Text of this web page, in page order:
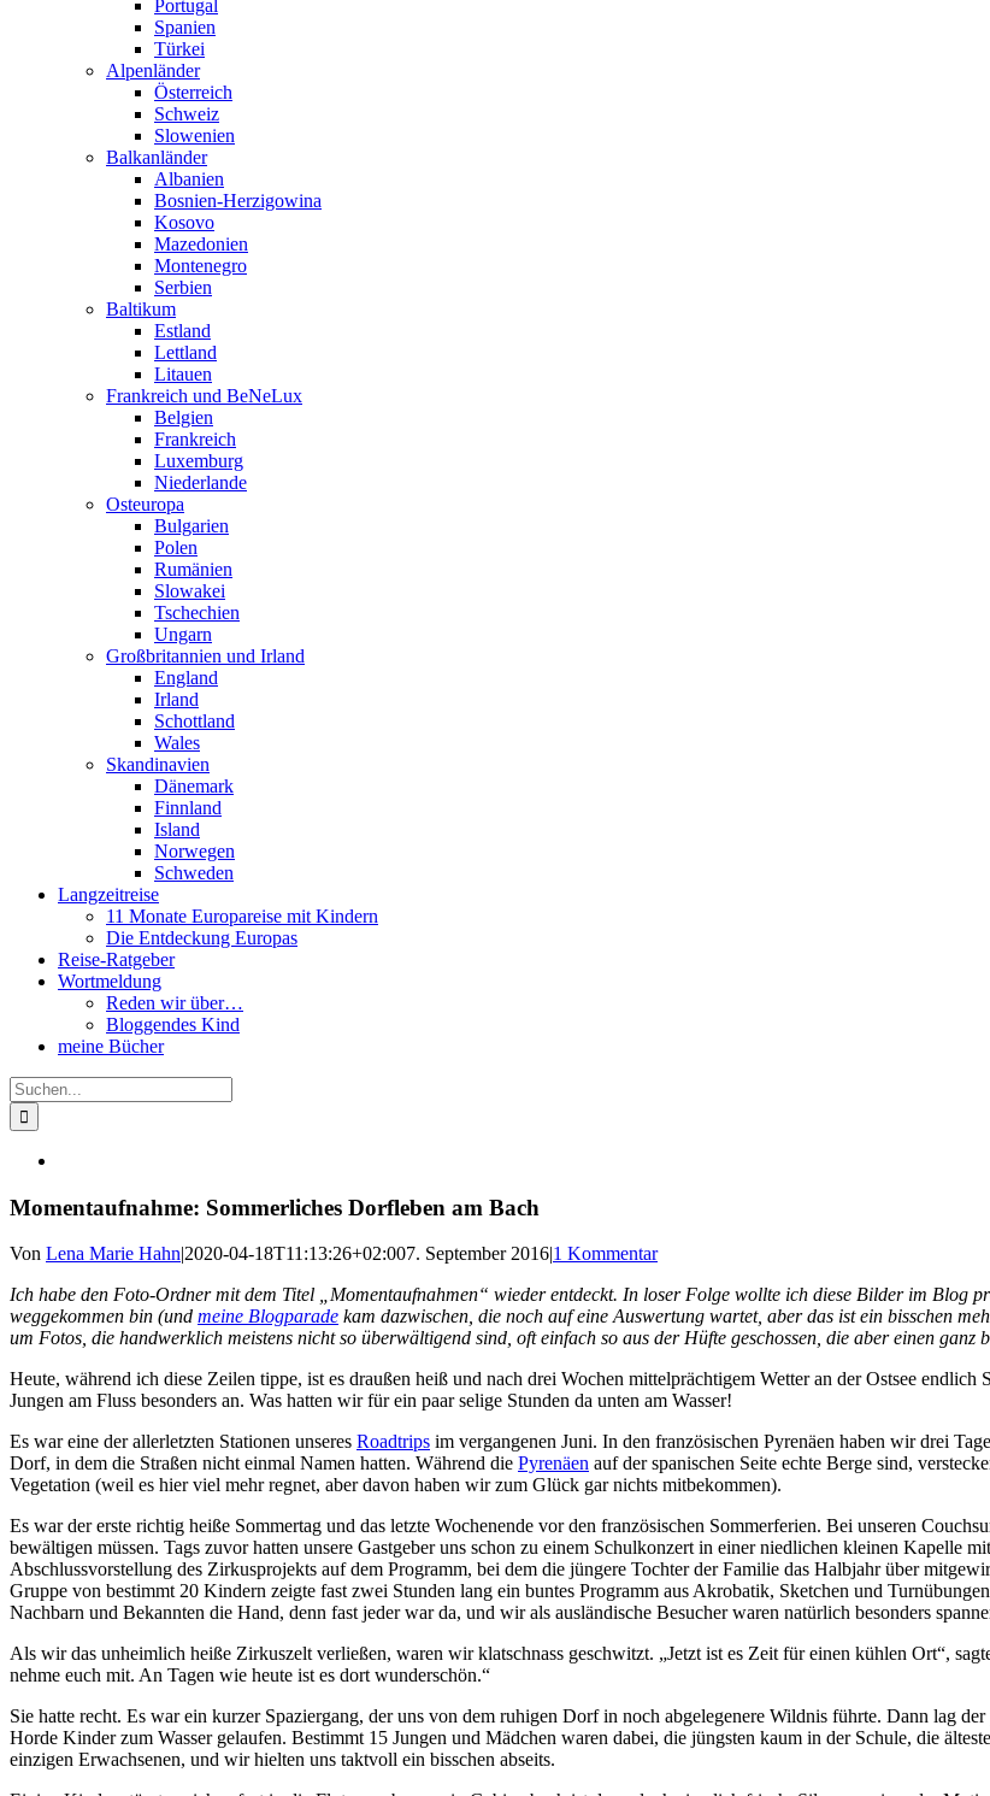
Portugal
Spanien
Türkei
Alpenländer
Österreich
Schweiz
Slowenien
Balkanländer
Albanien
Bosnien-Herzigowina
Kosovo
Mazedonien
Montenegro
Serbien
Baltikum
Estland
Lettland
Litauen
Frankreich und BeNeLux
Belgien
Frankreich
Luxemburg
Niederlande
Osteuropa
Bulgarien
Polen
Rumänien
Slowakei
Tschechien
Ungarn
Großbritannien und Irland
England
Irland
Schottland
Wales
Skandinavien
Dänemark
Finnland
Island
Norwegen
Schweden
Langzeitreise
11 Monate Europareise mit Kindern
Die Entdeckung Europas
Reise-Ratgeber
Wortmeldung
Reden wir über…
Bloggendes Kind
meine Bücher
Suche
nach:
Momentaufnahme: Sommerliches Dorfleben am Bach
Von Lena Marie Hahn|2020-04-18T11:13:26+02:007. September 2016|1 Kommentar
Ich habe den Foto-Ordner mit dem Titel „Momentaufnahmen“ wieder entdeckt. In loser Folge wollte ich diese Bilder im Blog
weggekommen bin (und meine Blogparade kam dazwischen, die noch auf eine Auswertung wartet, aber das ist ein bisschen
um Fotos, die handwerklich meistens nicht so überwältigend sind, oft einfach so aus der Hüfte geschossen, die aber einen ganz
Heute, während ich diese Zeilen tippe, ist es draußen heiß und nach drei Wochen mittelprächtigem Wetter an der Ostsee
Jungen am Fluss besonders an. Was hatten wir für ein paar selige Stunden da unten am Wasser!
Es war eine der allerletzten Stationen unseres Roadtrips im vergangenen Juni. In den französischen Pyrenäen haben wir drei
Dorf, in dem die Straßen nicht einmal Namen hatten. Während die Pyrenäen auf der spanischen Seite echte Berge sind,
Vegetation (weil es hier viel mehr regnet, aber davon haben wir zum Glück gar nichts mitbekommen).
Es war der erste richtig heiße Sommertag und das letzte Wochenende vor den französischen Sommerferien. Bei unseren
bewältigen müssen. Tags zuvor hatten unsere Gastgeber uns schon zu einem Schulkonzert in einer niedlichen kleinen Kapelle
Abschlussvorstellung des Zirkusprojekts auf dem Programm, bei dem die jüngere Tochter der Familie das Halbjahr über
Gruppe von bestimmt 20 Kindern zeigte fast zwei Stunden lang ein buntes Programm aus Akrobatik, Sketchen und
Nachbarn und Bekannten die Hand, denn fast jeder war da, und wir als ausländische Besucher waren natürlich besonders
Als wir das unheimlich heiße Zirkuszelt verließen, waren wir klatschnass geschwitzt. „Jetzt ist es Zeit für einen kühlen Ort“,
nehme euch mit. An Tagen wie heute ist es dort wunderschön.“
Sie hatte recht. Es war ein kurzer Spaziergang, der uns von dem ruhigen Dorf in noch abgelegenere Wildnis führte. Dann lag
Horde Kinder zum Wasser gelaufen. Bestimmt 15 Jungen und Mädchen waren dabei, die jüngsten kaum in der Schule, die
einzigen Erwachsenen, und wir hielten uns taktvoll ein bisschen abseits.